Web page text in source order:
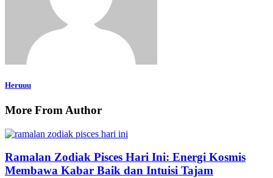
Heruuu
More From Author
Ramalan Zodiak Pisces Hari Ini: Energi Kosmis
Membawa Kabar Baik dan Intuisi Tajam